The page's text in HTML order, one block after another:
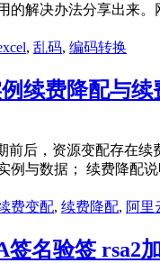
的解决办法分享出来
, 乱码, 编码转换
续费降配与续
前后，资源变配存在
例与数据； 续费降配
费变配, 续费降配, 阿里
签名验签 rsa2